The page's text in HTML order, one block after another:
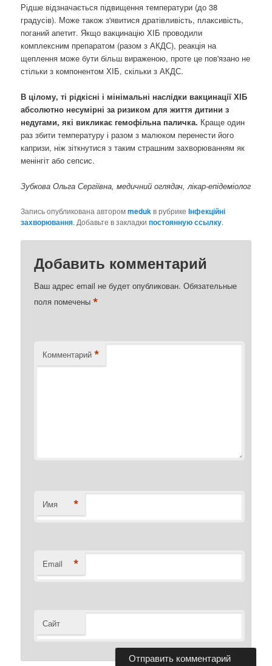
Рідше відзначається підвищення температури (до 38
градусів). Може також з'явитися дратівливість, плаксивість,
поганий апетит. Якщо вакцинацію ХІБ проводили
комплексним препаратом (разом з АКДС), реакція на
щеплення може бути більш вираженою, проте це пов'язано не
стільки з компонентом ХІБ, скільки з АКДС.
В цілому, ті рідкісні і мінімальні наслідки вакцинації ХІБ
абсолютно несумірні за ризиком для життя дитини з
недугами, які викликає гемофільна паличка. Краще один
раз збити температуру і разом з малюком перенести його
капризи, ніж зіткнутися з таким страшним захворюванням як
менінгіт або сепсис.
Зубкова Ольга Сергіївна, медичний оглядач, лікар-епідеміолог
Запись опубликована авторомmeduk в рубрикеІнфекційні
захворювання. Добавьте в закладкипостоянную ссылку.
Добавить комментарий
Ваш адрес email не будет опубликован. Обязательные
поля помечены*
Комментарий *
Имя *
Email *
Сайт